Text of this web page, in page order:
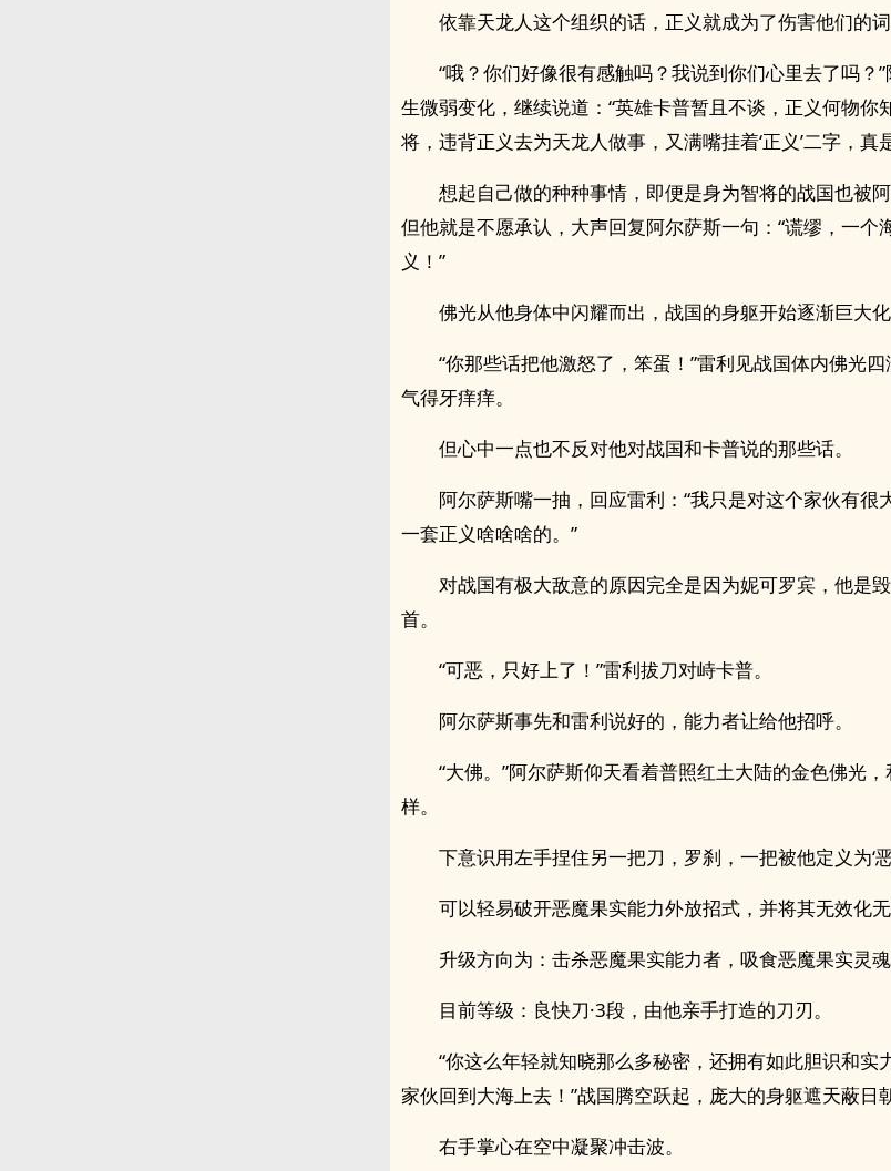
依靠天龙人这个组织的话，正义就成为了伤害他们的词
“哦？你们好像很有感触吗？我说到你们心里去了吗？
生微弱变化，继续说道：“英雄卡普暂且不谈，正义何物你
将，违背正义去为天龙人做事，又满嘴挂着‘正义’二字，真
想起自己做的种种事情，即便是身为智将的战国也被
但他就是不愿承认，大声回复阿尔萨斯一句：“谎缪，一个
义！”
佛光从他身体中闪耀而出，战国的身躯开始逐渐巨大化
“你那些话把他激怒了，笨蛋！”雷利见战国体内佛光
气得牙痒痒。
但心中一点也不反对他对战国和卡普说的那些话。
阿尔萨斯嘴一抽，回应雷利：“我只是对这个家伙有很
一套正义啥啥啥的。”
对战国有极大敌意的原因完全是因为妮可罗宾，他是
首。
“可恶，只好上了！”雷利拔刀对峙卡普。
阿尔萨斯事先和雷利说好的，能力者让给他招呼。
“大佛。”阿尔萨斯仰天看着普照红土大陆的金色佛光
样。
下意识用左手捏住另一把刀，罗刹，一把被他定义为‘恶
可以轻易破开恶魔果实能力外放招式，并将其无效化无
升级方向为：击杀恶魔果实能力者，吸食恶魔果实灵魂
目前等级：良快刀·3段，由他亲手打造的刀刃。
“你这么年轻就知晓那么多秘密，还拥有如此胆识和实
家伙回到大海上去！”战国腾空跃起，庞大的身躯遮天蔽日
右手掌心在空中凝聚冲击波。